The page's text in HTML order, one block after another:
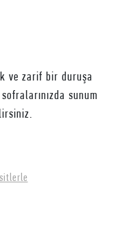
ve zarif bir duruşa
sunum